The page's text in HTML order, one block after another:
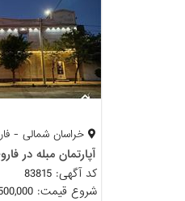
خراسان شمالی -
آپارتمان مبله در
کد آگهی: 83815
شروع قیمت: 500,000 تومان